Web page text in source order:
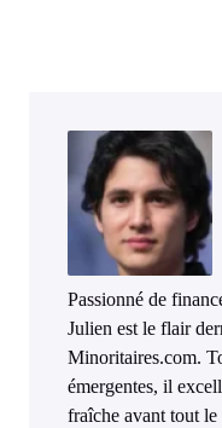
Passionné de
Julien est le flair
Minoritaires.com.
émergentes, il
fraîche avant tout